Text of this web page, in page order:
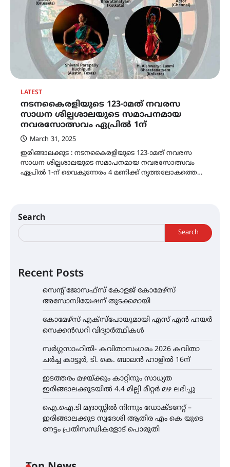
LATEST
നടനകൈരളിയുടെ 123-ാമത് നവരസ
സാധന ശില്പശാലയുടെ സമാപനമായ
നവരസോത്സവം ഏപ്രിൽ 1ന്
March 31, 2025
ഇരിങ്ങാലക്കുട : നടനകൈരളിയുടെ 123-ാമത് നവരസ
സാധന ശില്പശാലയുടെ സമാപനമായ നവരസോത്സവം
ഏപ്രിൽ 1-ന് വൈകുന്നേരം 4 മണിക്ക് നൃത്തലോകത്തെ…
Search
Search
Recent Posts
സെന്റ് ജോസഫ്സ് കോളജ് കോമേഴ്‌സ്
അസോസിയേഷന് തുടക്കമായി
കോമേഴ്സ് എക്സ്പോയുമായി എസ് എൻ ഹയർ
സെക്കൻഡറി വിദ്യാർത്ഥികൾ
സർഗ്ഗസാഹിതി- കവിതാസംഗമം 2026 കവിതാ
ചർച്ച കാട്ടൂർ, ടി. കെ. ബാലൻ ഹാളിൽ 16ന്
ഇടത്തരം മഴയ്ക്കും കാറ്റിനും സാധ്യത
ഇരിങ്ങാലക്കുടയിൽ 4.4 മില്ലി മീറ്റർ മഴ ലഭിച്ചു
ഐ.ഐ.ടി മദ്രാസ്സിൽ നിന്നും ഡോക്ടറേറ്റ് –
ഇരിങ്ങാലക്കുട സ്വദേശി ആതിര എം കെ യുടെ
നേട്ടം പ്രതിസന്ധികളോട് പൊരുതി